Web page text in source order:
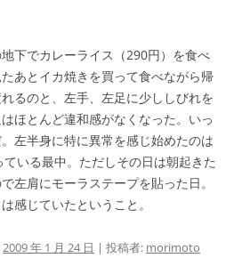
下でカレーライス（290円）を食べ
あとイカ焼きを買って食べながら帰
るのと、左手、左足に少ししびれを
ほとんど違和感がなくなった。いっ
左半身に特に異常を感じ始めたのは
いる最中。ただしその日は朝起きた
左肩にモーラステープを貼った日。
感じていたということ。
2009 年 1 月 24 日 | 投稿者: morimoto